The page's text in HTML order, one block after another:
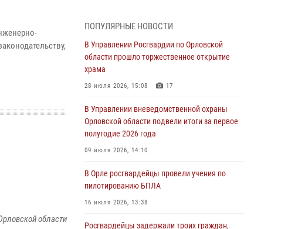
области
За месяц росгвардейцы приняли от граждан
более 800 заявлений о предоставлении
госуслуг
Росгвардейцы обеспечили безопасность во
время празднования Дня ВДВ
03 августа 2026, 14:23
В Орле росгвардейцы приняли участие в
учениях на избирательном участке
31 июля 2026, 13:21
ПОПУЛЯРНЫЕ НОВОСТИ
В Управлении Росгвардии по Орловской
области прошло торжественное открытие
храма
28 июля 2026, 15:08 17
В Управлении вневедомственной охраны
Орловской области подвели итоги за первое
полугодие 2026 года
09 июля 2026, 14:10
В Орле росгвардейцы провели учения по
пилотированию БПЛА
16 июля 2026, 13:38
Росгвардейцы задержали троих граждан,